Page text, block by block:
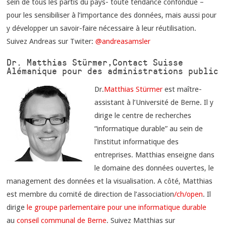
sein de tous les partis du pays- toute tendance confondue –
pour les sensibiliser à l’importance des données, mais aussi pour
y développer un savoir-faire nécessaire à leur réutilisation.
Suivez Andreas sur Twiter:@andreasamsler
Dr. Matthias Stürmer, Contact Suisse
Alémanique pour des administrations public
Dr.Matthias Stürmer est maître-
assistant à l’Université de Berne. Il y
dirige le centre de recherches
“informatique durable” au sein de
l’institut informatique des
entreprises. Matthias enseigne dans
le domaine des données ouvertes, le
management des données et la visualisation. A côté, Matthias
est membre du comité de direction de l’association/ch/open. Il
dirigele groupe parlementaire pour une informatique durable
auconseil communal de Berne. Suivez Matthias sur